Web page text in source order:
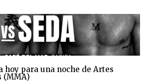
hoy para una noche de Artes
(MMA)